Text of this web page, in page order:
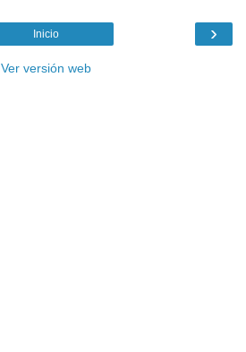
›
Inicio
Ver versión web